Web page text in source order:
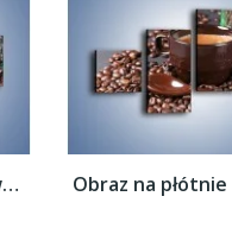
Obraz na płótnie – Kawa w ciemnej...